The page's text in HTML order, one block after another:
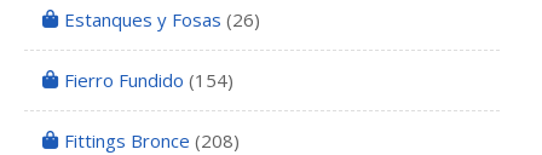
Estanques y Fosas (26)
Fierro Fundido (154)
Fittings Bronce (208)